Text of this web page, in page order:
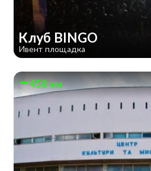
Клуб BINGO
Ивент площадка
458 км